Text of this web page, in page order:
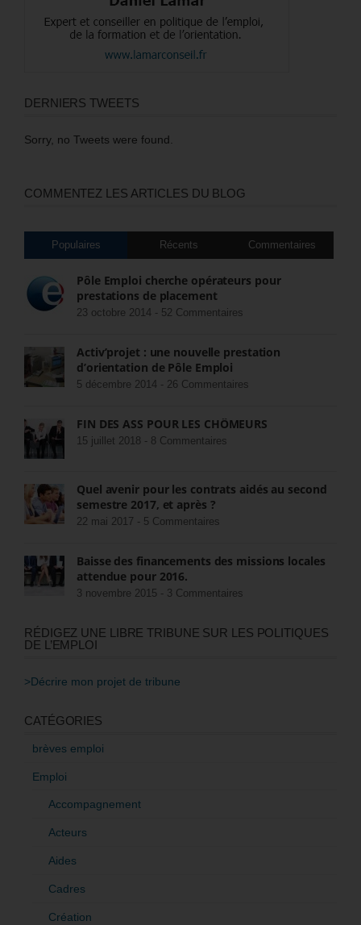
DERNIERS TWEETS
Sorry, no Tweets were found.
COMMENTEZ LES ARTICLES DU BLOG
Populaires Récents Commentaires
Pôle Emploi cherche opérateurs pour
prestations de placement
23 octobre 2014 - 52 Commentaires
Activ’projet : une nouvelle prestation
d’orientation de Pôle Emploi
5 décembre 2014 - 26 Commentaires
FIN DES ASS POUR LES CHÔMEURS
15 juillet 2018 - 8 Commentaires
Quel avenir pour les contrats aidés au second
semestre 2017, et après ?
22 mai 2017 - 5 Commentaires
Baisse des financements des missions locales
attendue pour 2016.
3 novembre 2015 - 3 Commentaires
RÉDIGEZ UNE LIBRE TRIBUNE SUR LES POLITIQUES
DE L’EMPLOI
>Décrire mon projet de tribune
CATÉGORIES
brèves emploi
Emploi
Accompagnement
Acteurs
Aides
Cadres
Création